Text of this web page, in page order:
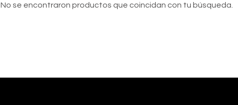
No se encontraron productos que coincidan con tu búsqueda.